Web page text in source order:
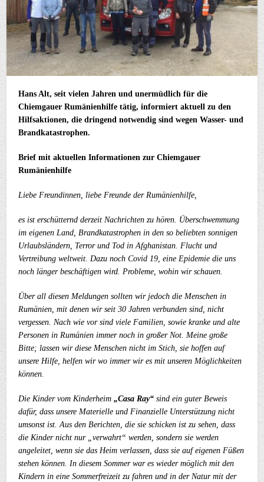
Hans Alt, seit vielen Jahren und unermüdlich für die
Chiemgauer Rumänienhilfe tätig, informiert aktuell zu den
Hilfsaktionen, die dringend notwendig sind wegen Wasser- und
Brandkatastrophen.
Brief mit aktuellen Informationen zur Chiemgauer
Rumänienhilfe
Liebe Freundinnen, liebe Freunde der Rumänienhilfe,
es ist erschütternd derzeit Nachrichten zu hören. Überschwemmung
im eigenen Land, Brandkatastrophen in den so beliebten sonnigen
Urlaubsländern, Terror und Tod in Afghanistan. Flucht und
Vertreibung weltweit. Dazu noch Covid 19, eine Epidemie die uns
noch länger beschäftigen wird. Probleme, wohin wir schauen.
Über all diesen Meldungen sollten wir jedoch die Menschen in
Rumänien, mit denen wir seit 30 Jahren verbunden sind, nicht
vergessen. Nach wie vor sind viele Familien, sowie kranke und alte
Personen in Rumänien immer noch in großer Not. Meine große
Bitte; lassen wir diese Menschen nicht im Stich, sie hoffen auf
unsere Hilfe, helfen wir wo immer wir es mit unseren Möglichkeiten
können.
Die Kinder vom Kinderheim„Casa Ray“ sind ein guter Beweis
dafür, dass unsere Materielle und Finanzielle Unterstützung nicht
umsonst ist. Aus den Berichten, die sie schicken ist zu sehen, dass
die Kinder nicht nur „verwahrt“ werden, sondern sie werden
angeleitet, wenn sie das Heim verlassen, dass sie auf eigenen Füßen
stehen können. In diesem Sommer war es wieder möglich mit den
Kindern in eine Sommerfreizeit zu fahren und in der Natur mit der